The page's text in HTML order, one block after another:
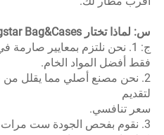
س: لماذا تختار Kingstar Bag&Cases كأفضل خيار؟
فقط أفضل المواد الخام.
لتقديم
سعر تنافسي.
3. نقوم بفحص الجودة ست مرات وفقًا لمستويات مختلفة.